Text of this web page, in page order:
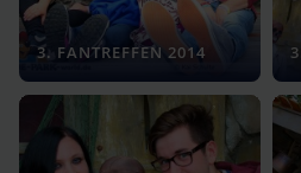
3. FANTREFFEN 2014